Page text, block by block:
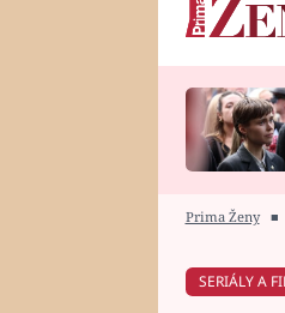
Horoskopy
HOROSKOP NA
Prima Ženy ■
SERIÁLY A